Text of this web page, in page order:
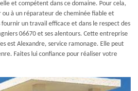
et compétent dans ce domaine. Pour cela,
à un réparateur de cheminée fiable et
un travail efficace et dans le respect des
06670 et ses alentours. Cette entreprise
est Alexandre, service ramonage. Elle peut
Faites lui confiance pour réaliser votre